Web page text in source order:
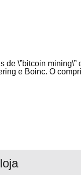
\”bitcoin mining\”
e Boinc. O